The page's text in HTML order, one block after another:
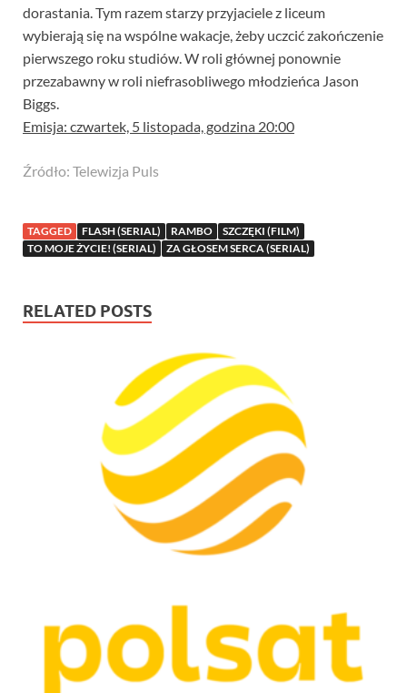
dorastania. Tym razem starzy przyjaciele z liceum
wybierają się na wspólne wakacje, żeby uczcić zakończenie
pierwszego roku studiów. W roli głównej ponownie
przezabawny w roli niefrasobliwego młodzieńca Jason
Biggs.
Emisja: czwartek, 5 listopada, godzina 20:00
Źródło: Telewizja Puls
TAGGED FLASH (SERIAL) RAMBO
SZCZĘKI (FILM)
TO MOJE ŻYCIE! (SERIAL)
ZA GŁOSEM SERCA (SERIAL)
RELATED POSTS